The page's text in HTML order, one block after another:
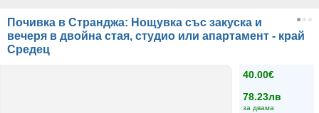
Почивка в Странджа: Нощувка със закуска и
вечеря в двойна стая, студио или апартамент - край
Средец
40.00€
78.23лв
за двама